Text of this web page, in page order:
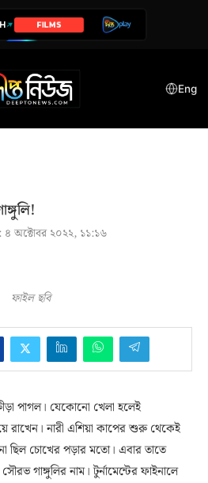
FILMS
Eng
৪ অক্টোবর ২০২২, ১১:১৬
ফাইল ছবি
পাগল। যেকোনো খেলা হলেই
রাখেন। নারী এশিয়া কাপের শুরু থেকেই
ছিল চোখের পড়ার মতো। এবার তাতে
গাঙ্গুলির নাম। টুর্নামেন্টের ফাইনালে